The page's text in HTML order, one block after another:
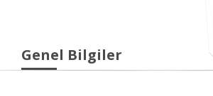
Genel Bilgiler